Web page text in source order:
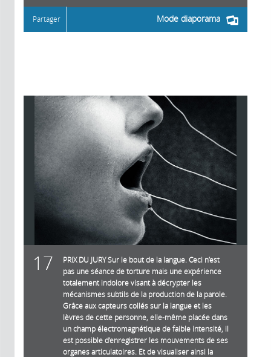
Mode diaporama
Partager
17
PRIX DU JURY Sur le bout de la langue. Ceci n’est
pas une séance de torture mais une expérience
totalement indolore visant à décrypter les
mécanismes subtils de la production de la parole.
Grâce aux capteurs collés sur la langue et les
lèvres de cette personne, elle-même placée dans
un champ électromagnétique de faible intensité, il
est possible d’enregistrer les mouvements de ses
organes articulatoires. Et de visualiser ainsi la